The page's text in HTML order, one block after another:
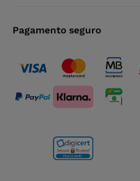
Pagamento seguro